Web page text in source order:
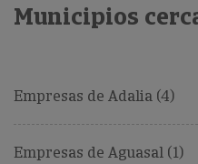
Municipios
Empresas de Adalia (4)
Empresas de Aguasal (1)